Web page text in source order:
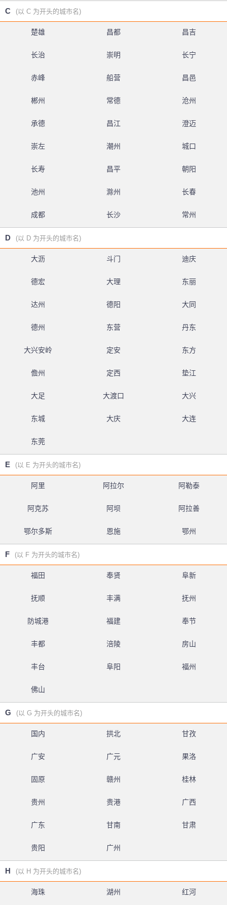
C (以 C 为开头的城市名)
楚雄 昌都 昌吉
长治 崇明 长宁
赤峰 船营 昌邑
郴州 常德 沧州
承德 昌江 澄迈
崇左 潮州 城口
长寿 昌平 朝阳
池州 滁州 长春
成都 长沙 常州
D (以 D 为开头的城市名)
大沥 斗门 迪庆
德宏 大理 东丽
达州 德阳 大同
德州 东营 丹东
大兴安岭 定安 东方
儋州 定西 垫江
大足 大渡口 大兴
东城 大庆 大连
东莞
E (以 E 为开头的城市名)
阿里 阿拉尔 阿勒泰
阿克苏 阿坝 阿拉善
鄂尔多斯 恩施 鄂州
F (以 F 为开头的城市名)
福田 奉贤 阜新
抚顺 丰满 抚州
防城港 福建 奉节
丰都 涪陵 房山
丰台 阜阳 福州
佛山
G (以 G 为开头的城市名)
国内 拱北 甘孜
广安 广元 果洛
固原 赣州 桂林
贵州 贵港 广西
广东 甘南 甘肃
贵阳 广州
H (以 H 为开头的城市名)
海珠 湖州 红河